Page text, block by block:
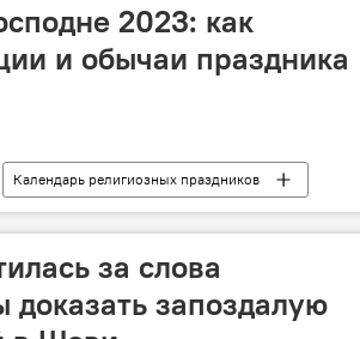
2023: как
и обычаи праздника
Календарь религиозных праздников
за слова
доказать запоздалую